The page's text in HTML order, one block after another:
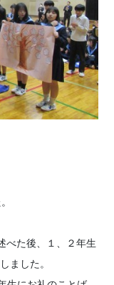
べた後、１、２年生
ました。